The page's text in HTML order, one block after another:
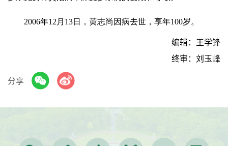
2006年12月13日，黄志尚因病去世，享年100岁。
编辑：王学锋
终审：刘玉峰
分享